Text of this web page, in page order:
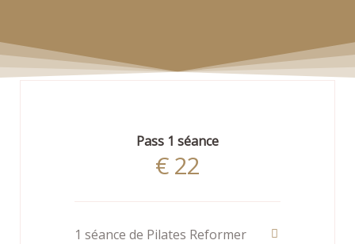
Pass 1 séance
€22
1 séance de Pilates Reformer